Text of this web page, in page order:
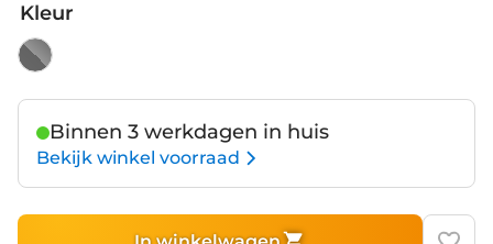
Kleur
Binnen 3 werkdagen in huis
Bekijk winkel voorraad